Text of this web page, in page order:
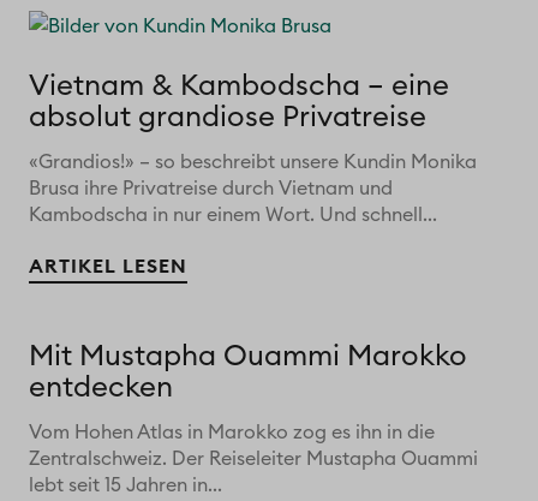
Vietnam & Kambodscha – eine
absolut grandiose Privatreise
«Grandios!» – so beschreibt unsere Kundin Monika
Brusa ihre Privatreise durch Vietnam und
Kambodscha in nur einem Wort. Und schnell...
ARTIKEL LESEN
Mit Mustapha Ouammi Marokko
entdecken
Vom Hohen Atlas in Marokko zog es ihn in die
Zentralschweiz. Der Reiseleiter Mustapha Ouammi
lebt seit 15 Jahren in...